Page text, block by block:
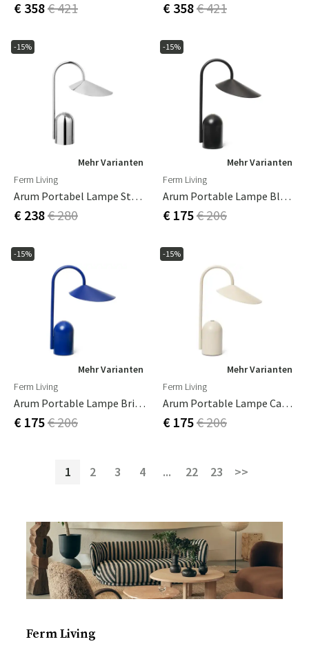
€ 358€ 421 € 358€ 421
-15%
Mehr Varianten
Ferm Living
Arum Portabel Lampe Stainless Steel
€ 238€ 280
-15%
Mehr Varianten
Ferm Living
Arum Portable Lampe Black
€ 175€ 206
-15%
Mehr Varianten
Ferm Living
Arum Portable Lampe Bright Blue
€ 175€ 206
-15%
Mehr Varianten
Ferm Living
Arum Portable Lampe Cashmere
€ 175€ 206
1 2 3 4 ... 22 23 >>
Ferm Living